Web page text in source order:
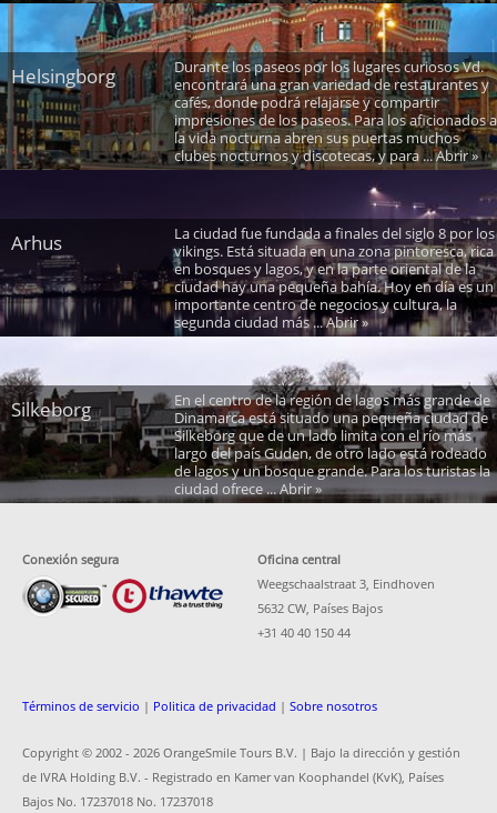
Helsingborg
Durante los paseos por los lugares curiosos Vd.
encontrará una gran variedad de restaurantes y
cafés, donde podrá relajarse y compartir
impresiones de los paseos. Para los aficionados a
la vida nocturna abren sus puertas muchos
clubes nocturnos y discotecas, y para ... Abrir »
Arhus
La ciudad fue fundada a finales del siglo 8 por los
vikings. Está situada en una zona pintoresca, rica
en bosques y lagos, y en la parte oriental de la
ciudad hay una pequeña bahía. Hoy en día es un
importante centro de negocios y cultura, la
segunda ciudad más ... Abrir »
Silkeborg
En el centro de la región de lagos más grande de
Dinamarca está situado una pequeña ciudad de
Silkeborg que de un lado limita con el río más
largo del país Guden, de otro lado está rodeado
de lagos y un bosque grande. Para los turistas la
ciudad ofrece ... Abrir »
Conexión segura
Oficina central
Weegschaalstraat 3, Eindhoven
5632 CW, Países Bajos
+31 40 40 150 44
Términos de servicio | Politica de privacidad | Sobre nosotros
Copyright © 2002 - 2026 OrangeSmile Tours B.V. | Bajo la dirección y gestión
de IVRA Holding B.V. - Registrado en Kamer van Koophandel (KvK), Países
Bajos No. 17237018 No. 17237018